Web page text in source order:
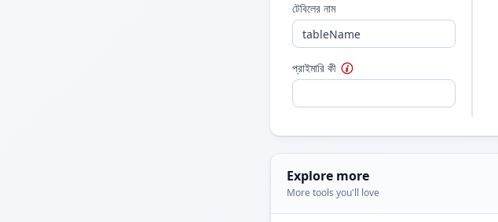
টেবিলের নাম
প্রাইমারি কী
Explore more
More tools you'll love